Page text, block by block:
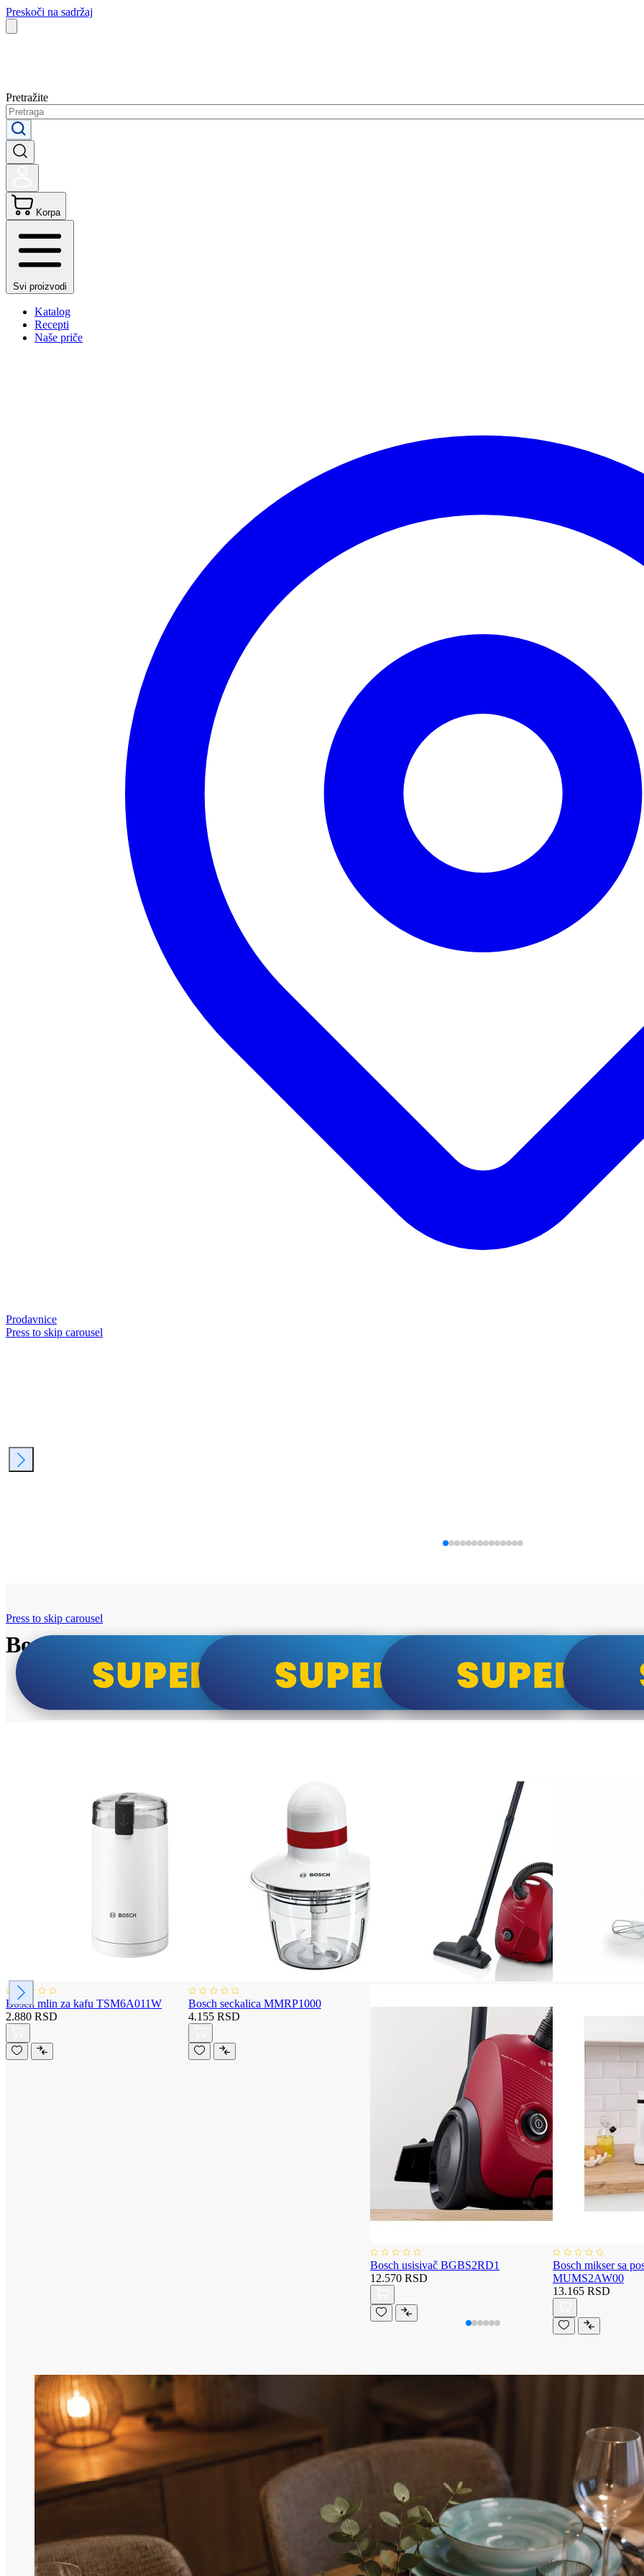
Preskoči na sadržaj
Pretražite
Korpa
Svi proizvodi
Katalog
Recepti
Naše priče
Prodavnice
Press to skip carousel
Bosch super cene
Press to skip carousel
Bosch mlin za kafu TSM6A011W
2.880 RSD
Bosch seckalica MMRP1000
4.155 RSD
Bosch usisivač BGBS2RD1
12.570 RSD
Bosch mikser sa
MUMS2AW00
13.165 RSD